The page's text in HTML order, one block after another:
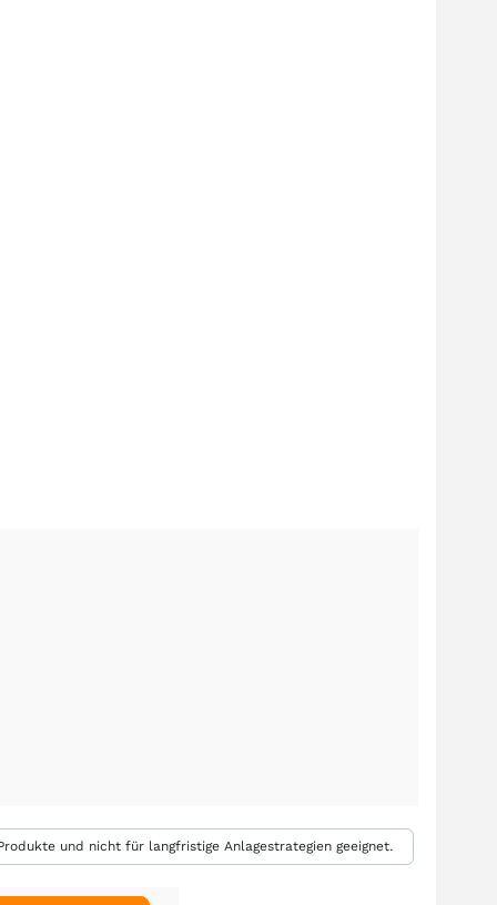
und nicht für langfristige Anlagestrategien geeignet.